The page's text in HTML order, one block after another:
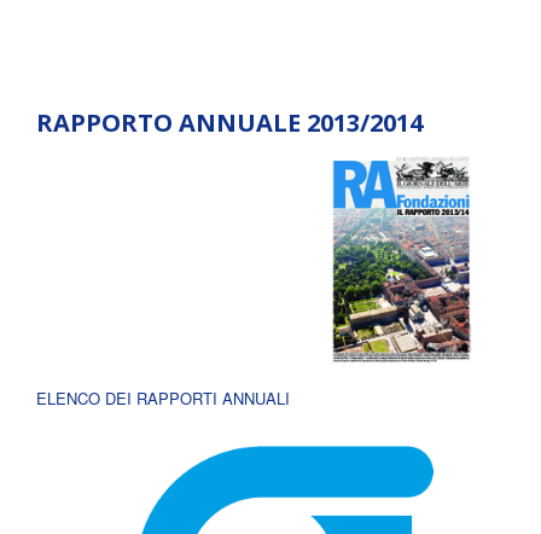
RAPPORTO ANNUALE 2013/2014
ELENCO DEI RAPPORTI ANNUALI